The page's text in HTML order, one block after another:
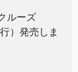
ルーズ
）発売しま